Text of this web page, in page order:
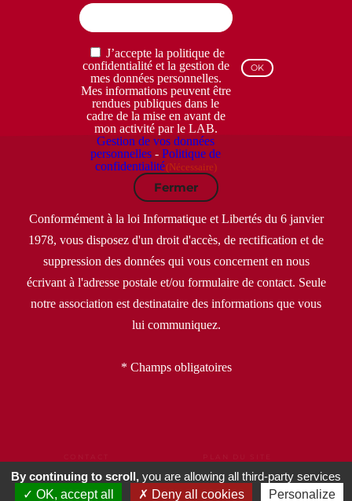
RGPD
(Nécessaire)
J’accepte la politique de
confidentialité et la gestion de
mes données personnelles.
Mes informations peuvent être
rendues publiques dans le
cadre de la mise en avant de
mon activité par le LAB.
Gestion de vos données
personnelles -Politique de
confidentialité(Nécessaire)
Fermer
Conformément à la loi Informatique et Libertés du 6 janvier
1978, vous disposez d'un droit d'accès, de rectification et de
suppression des données qui vous concernent en nous
écrivant à l'adresse postale et/ou formulaire de contact. Seule
notre association est destinataire des informations que vous
lui communiquez.
* Champs obligatoires
POLITIQUE DE CONFIDENTIALITÉ
DONNÉES PERSONNELLES
GESTION DE COOKIES
By continuing to scroll, you are allowing all third-party services
OK, accept all
Deny all cookies Personalize